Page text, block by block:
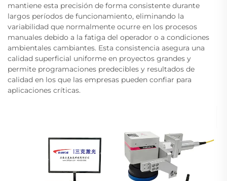
mantiene esta precisión de forma consistente durante
largos períodos de funcionamiento, eliminando la
variabilidad que normalmente ocurre en los procesos
manuales debido a la fatiga del operador o a condiciones
ambientales cambiantes. Esta consistencia asegura una
calidad superficial uniforme en proyectos grandes y
permite programaciones predecibles y resultados de
calidad en los que las empresas pueden confiar para
aplicaciones críticas.